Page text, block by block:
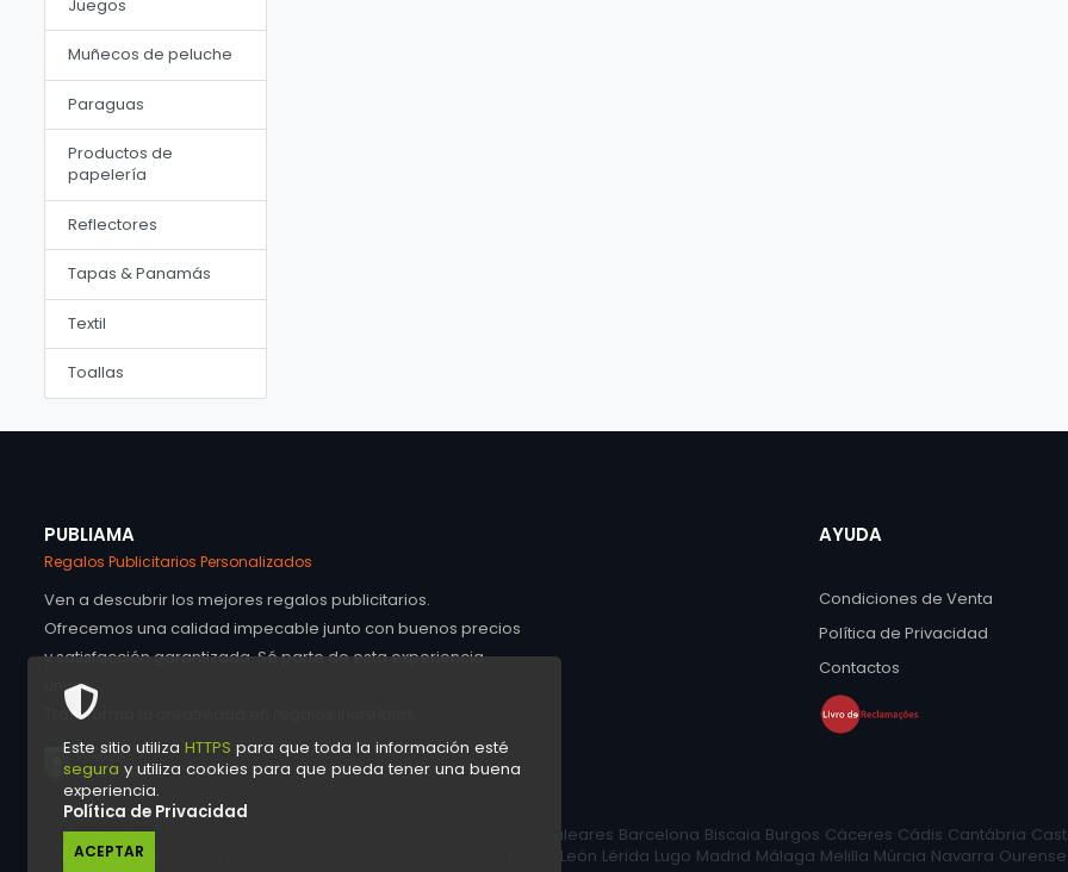
Este sitio utiliza HTTPS para que toda la información esté
segura y utiliza cookies para que pueda tener una buena
experiencia.
Política de Privacidad
ACEPTAR
Juegos
Muñecos de peluche
Paraguas
Productos de
papelería
Reflectores
Tapas & Panamás
Textil
Toallas
PUBLIAMA
Regalos Publicitarios Personalizados
Ven a descubrir los mejores regalos publicitarios.
Ofrecemos una calidad impecable junto con buenos precios
y satisfacción garantizada. Sé parte de esta experiencia
única.
Transforma tu creatividad en regalos increíbles.
AYUDA
Condiciones de Venta
Política de Privacidad
Contactos
Álava Albacete Alicante Almería Astúrias Ávila Badajoz Ilhas Baleares Barcelona Biscaia Burgos Cáceres Cádis Cantábria
Granada Guadalajara Guipúscoa Huelva Huesca Jaén La Rioja León Lérida Lugo Madrid Málaga Melilla Múrcia Navarra